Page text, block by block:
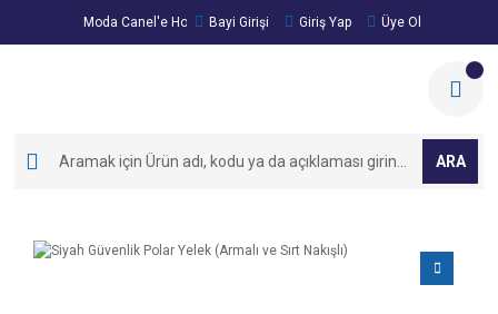
Moda Canel'e Hoşgeldiniz!
Bayi Girişi Giriş Yap Üye Ol
ARA